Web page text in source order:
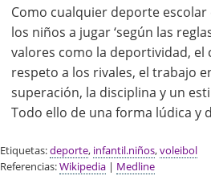
Como cualquier deporte
los niños a jugar ‘según las
valores como la deportividad, el
respeto a los rivales, el trabajo
superación, la disciplina y un
Todo ello de una forma lúdica y
Etiquetas:deporte, infantil.niños,voleibol
Referencias:Wikipedia | Medline